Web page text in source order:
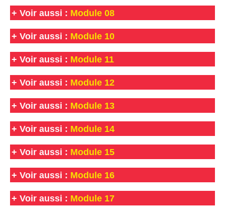
+ Voir aussi : Module 08
+ Voir aussi : Module 10
+ Voir aussi : Module 11
+ Voir aussi : Module 12
+ Voir aussi : Module 13
+ Voir aussi : Module 14
+ Voir aussi : Module 15
+ Voir aussi : Module 16
+ Voir aussi : Module 17